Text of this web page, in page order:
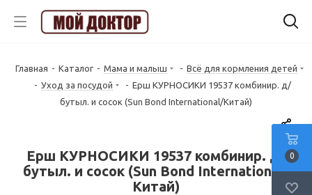
Главная - Каталог - Мама и малыш - Всё для кормления детей
- Уход за посудой - Ерш КУРНОСИКИ 19537 комбинир. д/
бутыл. и сосок (Sun Bond International/Китай)
Ерш КУРНОСИКИ 19537 комбинир. д/
бутыл. и сосок (Sun Bond International/
Китай)
0